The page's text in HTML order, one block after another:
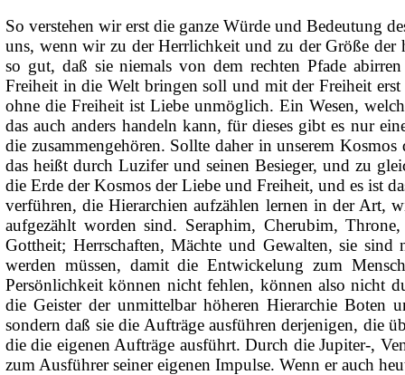
So verstehen wir erst die ganze Würde und Bedeutung
uns, wenn wir zu der Herrlichkeit und zu der Größe der
so gut, daß sie niemals von dem rechten Pfade
Freiheit in die Welt bringen soll und mit der Freiheit
ohne die Freiheit ist Liebe unmöglich. Ein Wesen,
das auch anders handeln kann, für dieses gibt es nur
die zusammengehören. Sollte daher in unserem
das heißt durch Luzifer und seinen Besieger, und zu
die Erde der Kosmos der Liebe und Freiheit, und es ist
verführen, die Hierarchien aufzählen lernen in der Art,
aufgezählt worden sind. Seraphim, Cherubim,
Gottheit; Herrschaften, Mächte und Gewalten, sie
werden müssen, damit die Entwickelung zum
Persönlichkeit können nicht fehlen, können also nicht
die Geister der unmittelbar höheren Hierarchie Boten
sondern daß sie die Aufträge ausführen derjenigen, die
die die eigenen Aufträge ausführt. Durch die Jupiter-,
zum Ausführer seiner eigenen Impulse. Wenn er auch